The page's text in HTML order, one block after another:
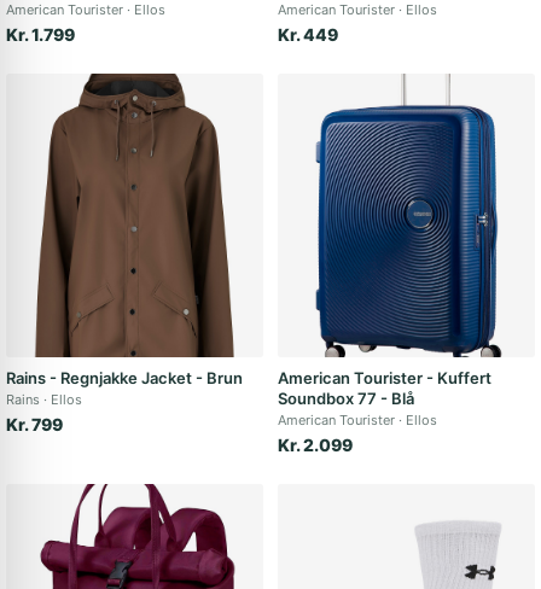
American Tourister Ellos
Kr. 1.799
American Tourister Ellos
Kr. 449
Rains - Regnjakke Jacket - Brun
Rains Ellos
Kr. 799
American Tourister - Kuffert
Soundbox 77 - Blå
American Tourister Ellos
Kr. 2.099